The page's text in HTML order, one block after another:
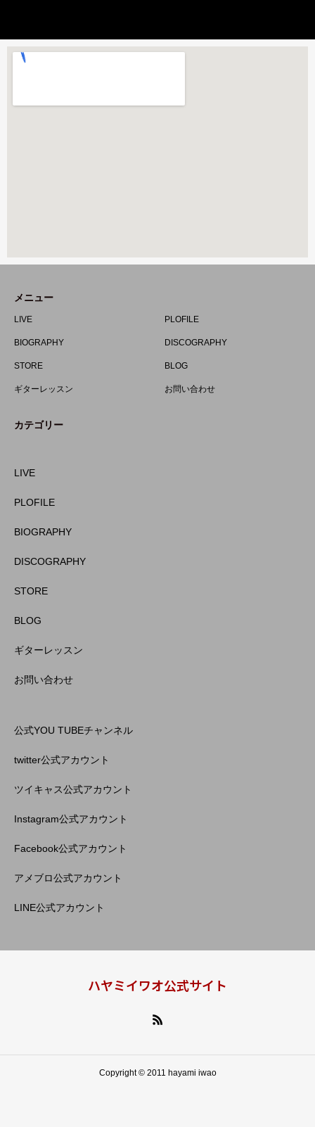
メニュー
LIVE PLOFILE
BIOGRAPHY DISCOGRAPHY
STORE BLOG
ギターレッスン お問い合わせ
カテゴリー
LIVE
PLOFILE
BIOGRAPHY
DISCOGRAPHY
STORE
BLOG
ギターレッスン
お問い合わせ
公式YOU TUBEチャンネル
twitter公式アカウント
ツイキャス公式アカウント
Instagram公式アカウント
Facebook公式アカウント
アメブロ公式アカウント
LINE公式アカウント
ハヤミイワオ公式サイト
Copyright © 2011 hayami iwao